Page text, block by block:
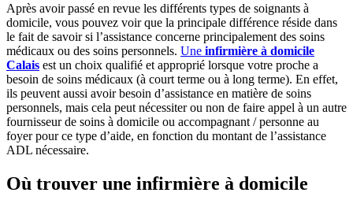
Après avoir passé en revue les différents types de soignants à
domicile, vous pouvez voir que la principale différence réside dans
le fait de savoir si l’assistance concerne principalement des soins
médicaux ou des soins personnels. Une infirmière à domicile
Calais est un choix qualifié et approprié lorsque votre proche a
besoin de soins médicaux (à court terme ou à long terme). En effet,
ils peuvent aussi avoir besoin d’assistance en matière de soins
personnels, mais cela peut nécessiter ou non de faire appel à un autre
fournisseur de soins à domicile ou accompagnant / personne au
foyer pour ce type d’aide, en fonction du montant de l’assistance
ADL nécessaire.
Où trouver une infirmière à domicile